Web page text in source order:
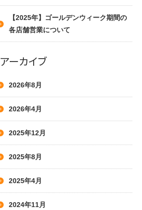
【2025年】ゴールデンウィーク期間の
各店舗営業について
アーカイブ
2026年8月
2026年4月
2025年12月
2025年8月
2025年4月
2024年11月